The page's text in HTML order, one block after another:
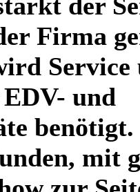
Firma
Service
und
mit